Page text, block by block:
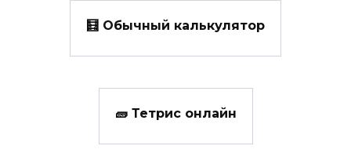
🧮 Обычный калькулятор
🧱 Тетрис онлайн